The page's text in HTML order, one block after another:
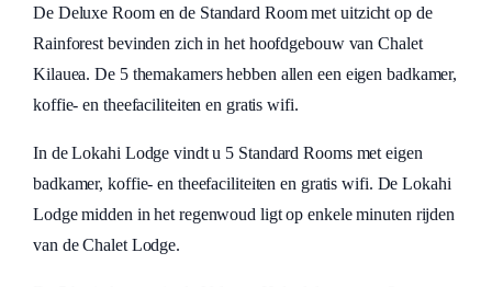
De Deluxe Room en de Standard Room met uitzicht op de
Rainforest bevinden zich in het hoofdgebouw van Chalet
Kilauea. De 5 themakamers hebben allen een eigen badkamer,
koffie- en theefaciliteiten en gratis wifi.
In de Lokahi Lodge vindt u 5 Standard Rooms met eigen
badkamer, koffie- en theefaciliteiten en gratis wifi. De Lokahi
Lodge midden in het regenwoud ligt op enkele minuten rijden
van de Chalet Lodge.